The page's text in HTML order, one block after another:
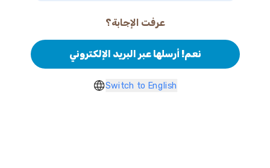
عرفت الإجابة؟
نعم! أرسلها عبر البريد الإلكتروني
Switch to English